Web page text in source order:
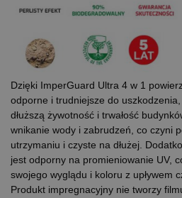
Dzięki ImperGuard Ultra 4 w 1
odporne i trudniejsze do
dłuższą żywotność i trwałość
wnikanie wody i zabrudzeń, co czyni
utrzymaniu i czyste na dłużej.
jest odporny na promieniowanie UV,
swojego wyglądu i koloru z upływem
Produkt impregnacyjny nie tworzy